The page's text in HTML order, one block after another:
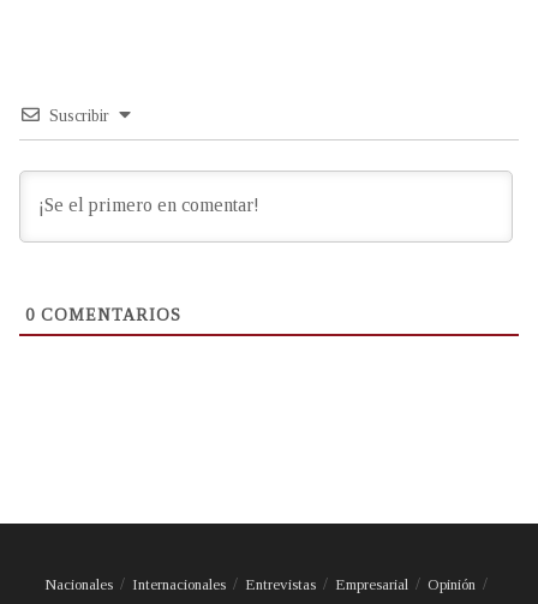
Suscribir
0 COMENTARIOS
Nacionales Internacionales Entrevistas Empresarial
Opinión